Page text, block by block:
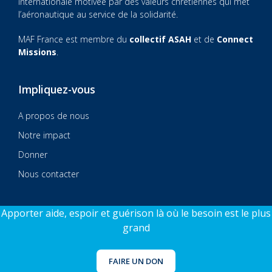
Apporter aide, espoir et guérison là où le besoin est le plus
grand
FAIRE UN DON
l’aéronautique au service de la solidarité.
MAF France est membre du collectif ASAH et de Connect
Missions.
Impliquez-vous
A propos de nous
Notre impact
Donner
Nous contacter